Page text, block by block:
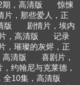
，高清版
惊悚
片，那些爱人，正
版
剧情片，埃内
，高清版
记录
，璀璨的灰烬，正
高清版
喜剧片，
，约翰尼与克莱德，
全10集，高清版